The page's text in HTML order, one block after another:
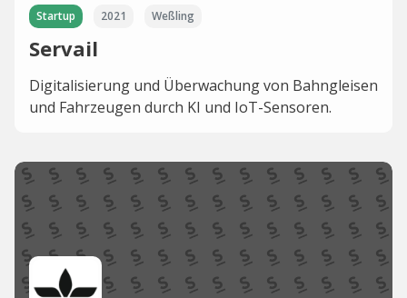
Startup 2021 Weßling
Servail
Digitalisierung und Überwachung von Bahngleisen
und Fahrzeugen durch KI und IoT-Sensoren.